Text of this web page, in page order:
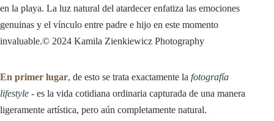
en la playa. La luz natural del atardecer enfatiza las emociones
genuinas y el vínculo entre padre e hijo en este momento
invaluable.© 2024 Kamila Zienkiewicz Photography
En primer lugar, de esto se trata exactamente la fotografía
lifestyle - es la vida cotidiana ordinaria capturada de una manera
ligeramente artística, pero aún completamente natural.